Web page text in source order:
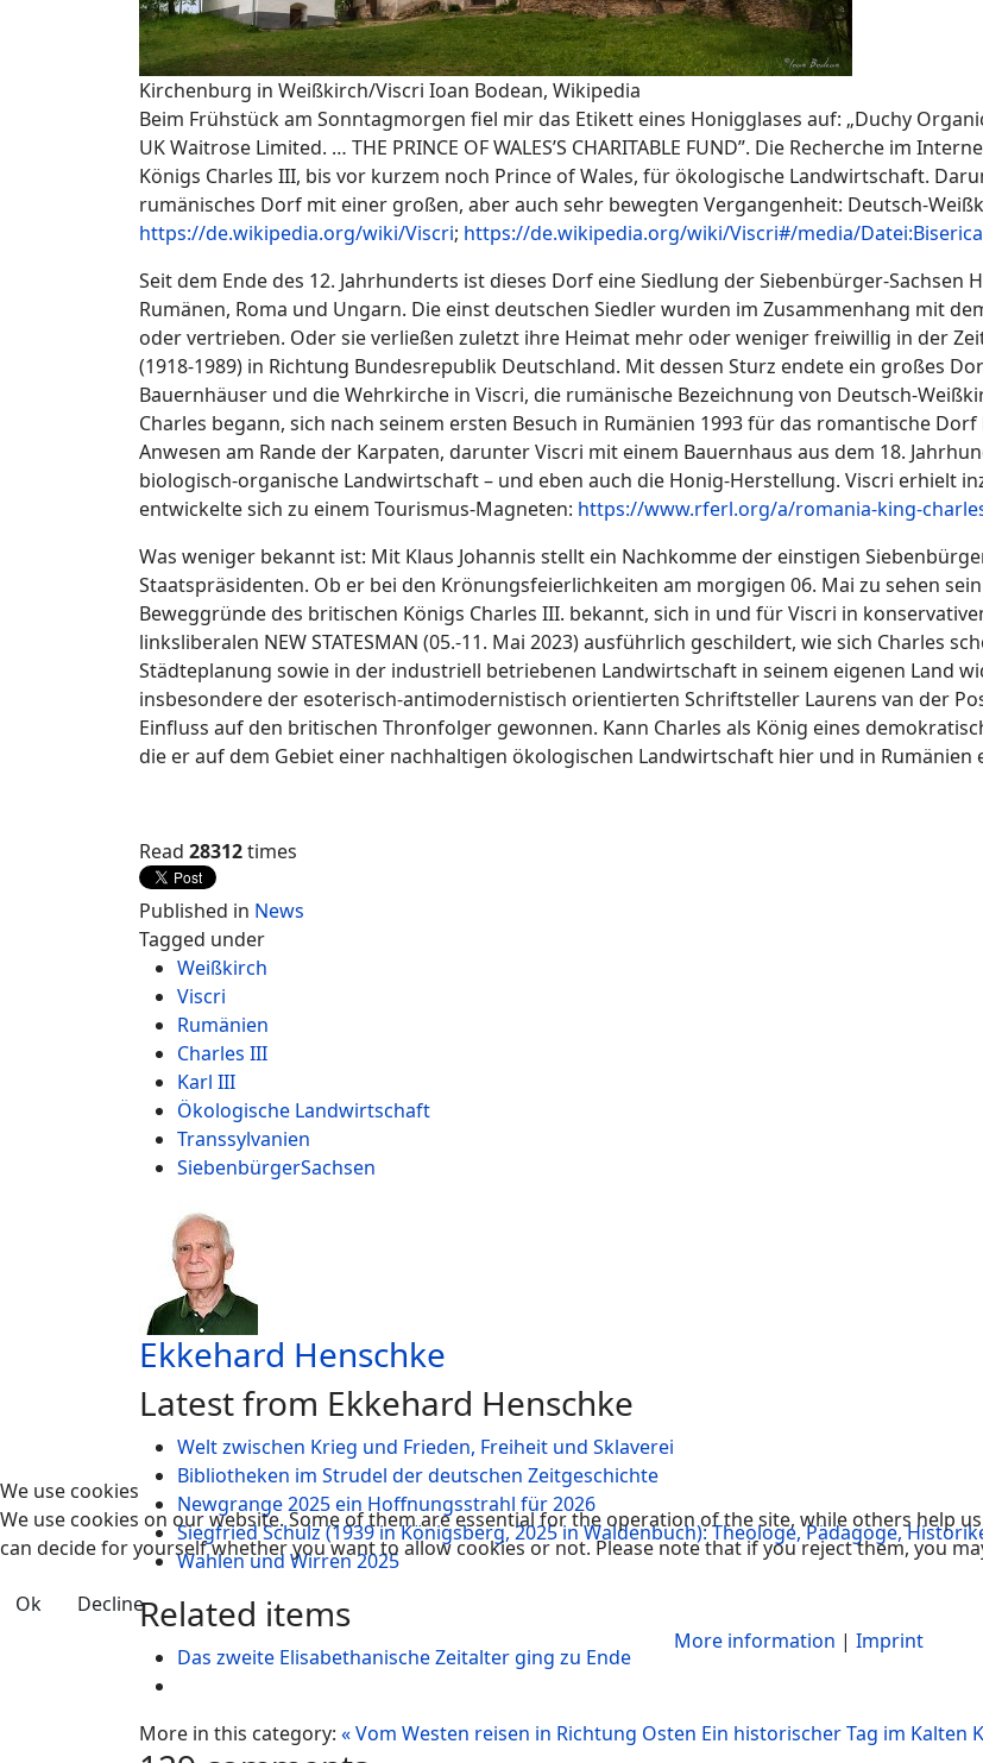
Kirchenburg in Weißkirch/Viscri Ioan Bodean, Wikipedia
Beim Frühstück am Sonntagmorgen fiel mir das Etikett eines Honigglases auf: „Duchy
UK Waitrose Limited. … THE PRINCE OF WALES’S CHARITABLE FUND”. Die Recherche im
Königs Charles III, bis vor kurzem noch Prince of Wales, für ökologische Landwirtschaft.
rumänisches Dorf mit einer großen, aber auch sehr bewegten Vergangenheit: Deutsch-
https://de.wikipedia.org/wiki/Viscri; https://de.wikipedia.org/wiki/Viscri#/media/
Seit dem Ende des 12. Jahrhunderts ist dieses Dorf eine Siedlung der Siebenbürger-
Rumänen, Roma und Ungarn. Die einst deutschen Siedler wurden im Zusammenhang mit
oder vertrieben. Oder sie verließen zuletzt ihre Heimat mehr oder weniger freiwillig in der
(1918-1989) in Richtung Bundesrepublik Deutschland. Mit dessen Sturz endete ein großes
Bauernhäuser und die Wehrkirche in Viscri, die rumänische Bezeichnung von Deutsch-
Charles begann, sich nach seinem ersten Besuch in Rumänien 1993 für das romantische
Anwesen am Rande der Karpaten, darunter Viscri mit einem Bauernhaus aus dem 18.
biologisch-organische Landwirtschaft – und eben auch die Honig-Herstellung. Viscri erhielt
entwickelte sich zu einem Tourismus-Magneten: https://www.rferl.org/a/romania-king-
Was weniger bekannt ist: Mit Klaus Johannis stellt ein Nachkomme der einstigen
Staatspräsidenten. Ob er bei den Krönungsfeierlichkeiten am morgigen 06. Mai zu sehen
Beweggründe des britischen Königs Charles III. bekannt, sich in und für Viscri in
linksliberalen NEW STATESMAN (05.-11. Mai 2023) ausführlich geschildert, wie sich Charles
Städteplanung sowie in der industriell betriebenen Landwirtschaft in seinem eigenen Land
insbesondere der esoterisch-antimodernistisch orientierten Schriftsteller Laurens van der
Einfluss auf den britischen Thronfolger gewonnen. Kann Charles als König eines
die er auf dem Gebiet einer nachhaltigen ökologischen Landwirtschaft hier und in Rumänien
Read 28312times
Published in News
Tagged under
Weißkirch
Viscri
Rumänien
Charles III
Karl III
Ökologische Landwirtschaft
Transsylvanien
SiebenbürgerSachsen
Ekkehard Henschke
Latest from Ekkehard Henschke
Welt zwischen Krieg und Frieden, Freiheit und Sklaverei
Bibliotheken im Strudel der deutschen Zeitgeschichte
Newgrange 2025 ein Hoffnungsstrahl für 2026
Siegfried Schulz (1939 in Königsberg, 2025 in Waldenbuch): Theologe, Pädagoge,
Wahlen und Wirren 2025
Related items
Das zweite Elisabethanische Zeitalter ging zu Ende
More in this category: « Vom Westen reisen in Richtung Osten Ein historischer Tag im Kalten
We use cookies
We use cookies on our website. Some of them are essential for the operation of the site, while others help
can decide for yourself whether you want to allow cookies or not. Please note that if you reject them, you
Ok
Decline
More information | Imprint